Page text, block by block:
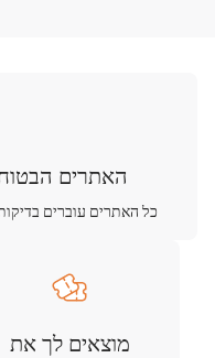
האתרים
כל האתרים עוברים
מוצאים לך את